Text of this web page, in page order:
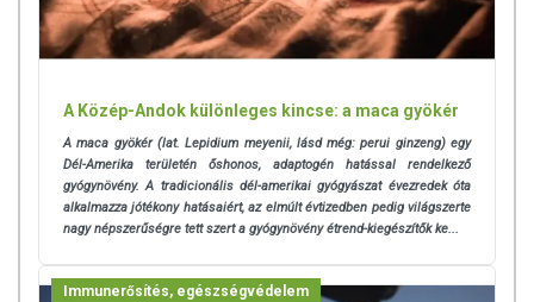
A Közép-Andok különleges kincse: a maca gyökér
A maca gyökér (lat. Lepidium meyenii, lásd még: perui ginzeng) egy
Dél-Amerika területén őshonos, adaptogén hatással rendelkező
gyógynövény. A tradicionális dél-amerikai gyógyászat évezredek óta
alkalmazza jótékony hatásaiért, az elmúlt évtizedben pedig világszerte
nagy népszerűségre tett szert a gyógynövény étrend-kiegészítők ke...
Immunerősítés, egészségvédelem